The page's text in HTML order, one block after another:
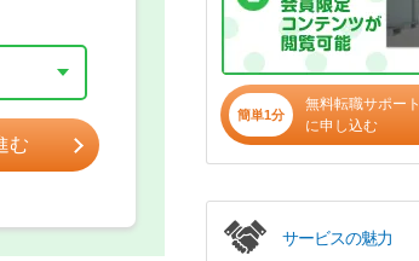
む
簡単1分
無料転職サポート
に申し込む
サービスの魅力